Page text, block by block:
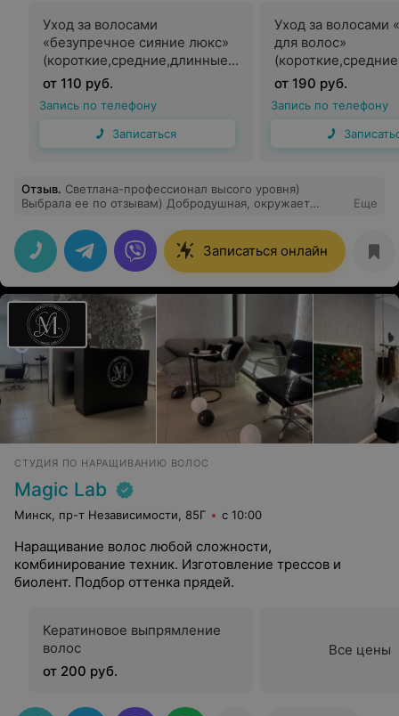
Уход за волосами
«безупречное сияние люкс»
(короткие,средние,длинные
волосы)
от 110 руб.
Запись по телефону
Записаться
Уход за волосами
для волос»
волосы)
от 190 руб.
Запись по телефону
Отзыв. Светлана-профессионал высого уровня)
Выбрала ее по отзывам) Добродушная, окружает
в салоне. Замечательный результат: делала
мелирование и стрижку) Очень качественное
исполнение) Нстоящий релакс) Всем советую!
Спасибо большое!
Еще
Записаться онлайн
СТУДИЯ ПО НАРАЩИВАНИЮ ВОЛОС
Magic Lab
Минск, пр-т Независимости, 85Г с 10:00
Наращивание волос любой сложности,
комбинирование техник. Изготовление трессов и
биолент. Подбор оттенка прядей.
Кератиновое выпрямление
волос
от 200 руб.
Все цены